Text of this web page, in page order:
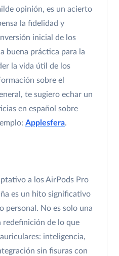
opinión, es un acierto
la fidelidad y
inicial de los
buena práctica para la
la vida útil de los
sobre el
te sugiero echar un
en español sobre
Applesfera.
a los AirPods Pro
es un hito significativo
personal. No es solo una
redefinición de lo que
inteligencia,
sin fisuras con